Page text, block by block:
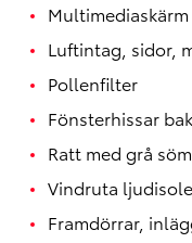
Luftintag, sidor,
Pollenfilter
Fönsterhissar
Ratt med grå söm
Vindruta
Framdörrar,